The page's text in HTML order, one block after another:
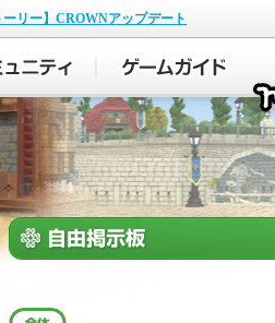
ーリー】CROWNアップデート